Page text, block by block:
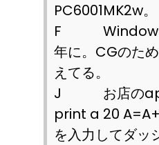
PC6001MK2w。
F
年に。 CGのた
えてる。
J お店の
print a 20
を入力してダッ